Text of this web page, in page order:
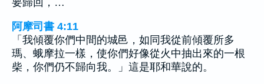
要歸回，…
阿摩司書 4:11
「我傾覆你們中間的城邑，如同我從前傾覆所多
瑪、蛾摩拉一樣，使你們好像從火中抽出來的一根
柴，你們仍不歸向我。」這是耶和華說的。